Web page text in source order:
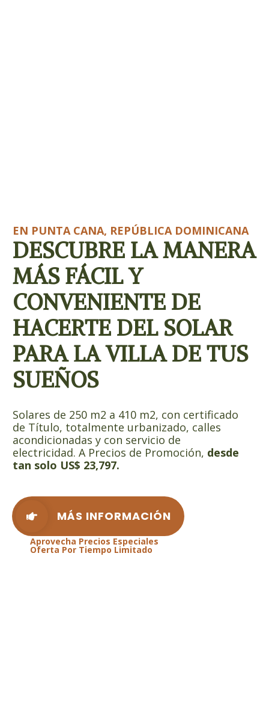
EN PUNTA CANA, REPÚBLICA DOMINICANA
DESCUBRE LA MANERA
MÁS FÁCIL Y
CONVENIENTE DE
HACERTE DEL SOLAR
PARA LA VILLA DE TUS
SUEÑOS
Solares de 250 m2 a 410 m2, con certificado
de Título, totalmente urbanizado, calles
acondicionadas y con servicio de
electricidad. A Precios de Promoción, desde
tan solo US$ 23,797.
MÁS INFORMACIÓN
Aprovecha Precios Especiales
Oferta Por Tiempo Limitado